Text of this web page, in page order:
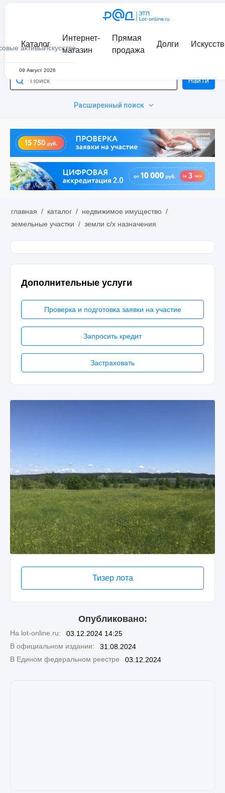
активыИскусство
Каталог
Интернет-
магазин
Прямая
продажа
Долги
09 Август 2026
Расширенный поиск
Найти
главная / каталог / недвижимое имущество /
земельные участки / земли с/х назначения
Дополнительные услуги
Проверка и подготовка заявки на участие
Запросить кредит
Застраховать
Тизер лота
Опубликовано:
На lot-online.ru:
03.12.2024 14:25
В официальном издании:
31.08.2024
В Едином федеральном реестре
03.12.2024